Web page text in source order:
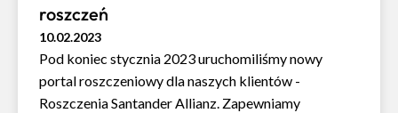
roszczeń
10.02.2023
Pod koniec stycznia 2023 uruchomiliśmy nowy
portal roszczeniowy dla naszych klientów -
Roszczenia Santander Allianz. Zapewniamy